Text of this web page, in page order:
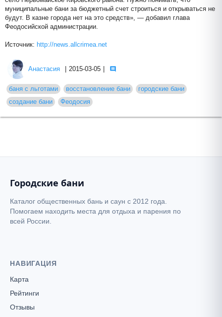
муниципальные бани за бюджетный счет строиться и открываться не
будут. В казне города нет на это средств», — добавил глава
Феодосийской администрации.
Источник: http://news.allcrimea.net
Анастасия 2015-03-05
баня с льготами восстановление бани
городские бани
создание бани
Феодосия
Городские бани
Каталог общественных бань и саун с 2012 года.
Помогаем находить места для отдыха и парения по
всей России.
НАВИГАЦИЯ
Карта
Рейтинги
Отзывы